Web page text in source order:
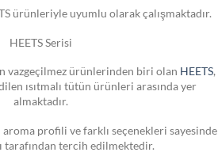
ürünleriyle uyumlu olarak çalışmaktadır.
HEETS Serisi
vazgeçilmez ürünlerinden biri olan HEETS,
ısıtmalı tütün ürünleri arasında yer
almaktadır.
profili ve farklı seçenekleri sayesinde
tarafından tercih edilmektedir.